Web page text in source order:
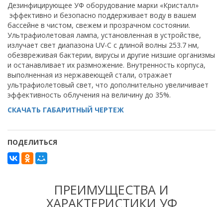
Дезинфицирующее УФ оборудование марки «Кристалл»
эффективно и безопасно поддерживает воду в вашем
бассейне в чистом, свежем и прозрачном состоянии.
Ультрафиолетовая лампа, установленная в устройстве,
излучает свет диапазона UV-C с длиной волны 253.7 нм,
обезвреживая бактерии, вирусы и другие низшие организмы
и останавливает их размножение. Внутренность корпуса,
выполненная из нержавеющей стали, отражает
ультрафиолетовый свет, что дополнительно увеличивает
эффективность облучения на величину до 35%.
СКАЧАТЬ ГАБАРИТНЫЙ ЧЕРТЕЖ
ПОДЕЛИТЬСЯ
ПРЕИМУЩЕСТВА И
ХАРАКТЕРИСТИКИ УФ